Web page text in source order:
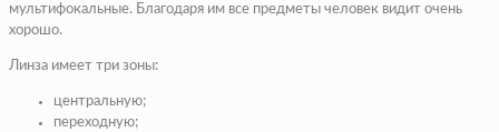
мультифокальные. Благодаря им все предметы человек видит очень
хорошо.
Линза имеет три зоны:
центральную;
переходную;